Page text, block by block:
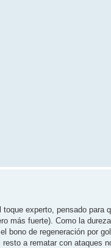
experto, pensado para
más fuerte). Como la
bono de regeneración por
a rematar con ataques